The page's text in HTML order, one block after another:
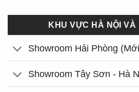
KHU VỰC HÀ NỘI VÀ
Showroom Hải Phòng
Showroom Tây Sơn - Hà